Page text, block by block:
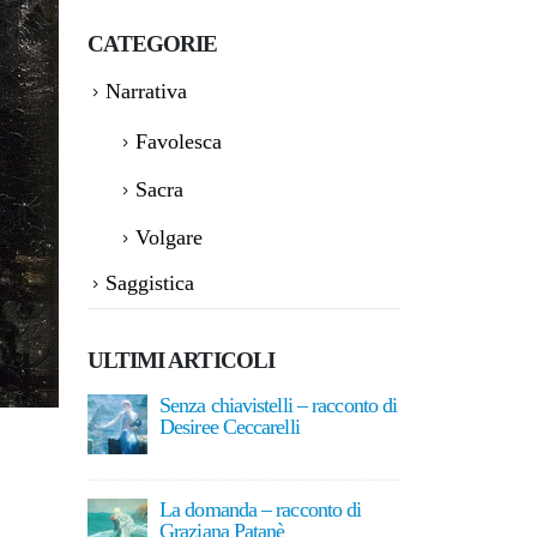
CATEGORIE
Narrativa
Favolesca
Sacra
Volgare
Saggistica
ULTIMI ARTICOLI
di
La letteratura del meraviglioso:
Calvario in dialogo con Yorick
Assoluto e relativo: natura e